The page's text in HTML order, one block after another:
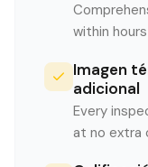
within
Imagen
adicional
Every
at no extra